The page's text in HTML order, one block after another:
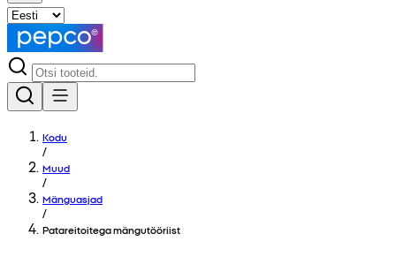
Kodu
/
Muud
/
Mänguasjad
/
Patareitoitega mängutööriist